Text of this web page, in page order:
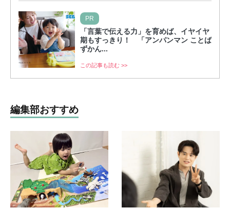
PR
「言葉で伝える力」を育めば、イヤイヤ
期もすっきり！ 「アンパンマン ことば
ずかん...
この記事も読む >>
編集部おすすめ